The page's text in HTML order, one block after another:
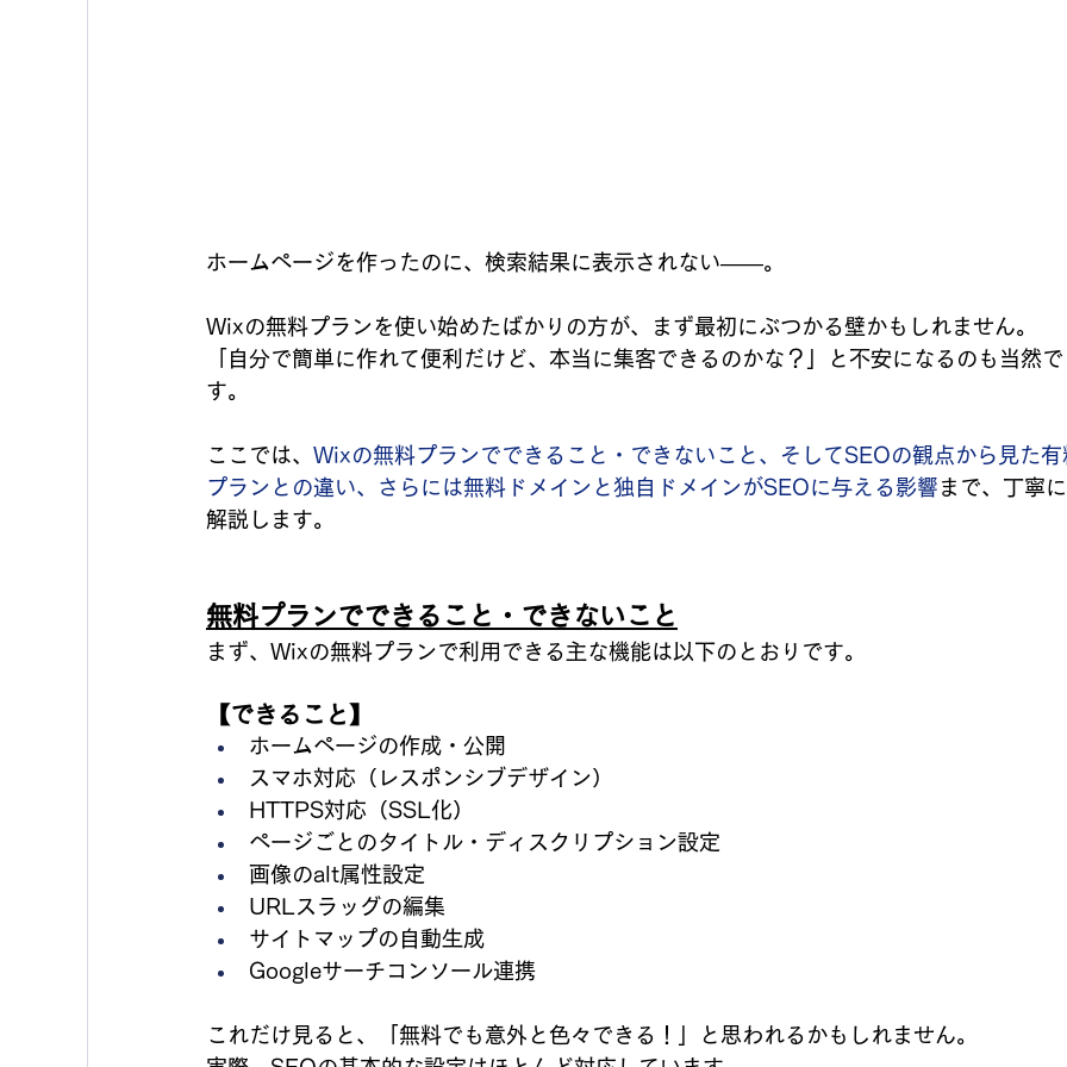
ホームページを作ったのに、検索結果に表示されない――。
Wixの無料プランを使い始めたばかりの方が、まず最初にぶつかる壁かもしれません。
「自分で簡単に作れて便利だけど、本当に集客できるのかな？」と不安になるのも当然で
す。
ここでは、 Wixの無料プランでできること・できないこと、そしてSEOの観点から見た有
プランとの違い、さらには無料ドメインと独自ドメインがSEOに与える影響 まで、丁寧に
解説します。
無料プランでできること・できないこと
まず、Wixの無料プランで利用できる主な機能は以下のとおりです。
【できること】
ホームページの作成・公開
スマホ対応（レスポンシブデザイン）
HTTPS対応（SSL化）
ページごとのタイトル・ディスクリプション設定
画像のalt属性設定
URLスラッグの編集
サイトマップの自動生成
Googleサーチコンソール連携
これだけ見ると、「無料でも意外と色々できる！」と思われるかもしれません。